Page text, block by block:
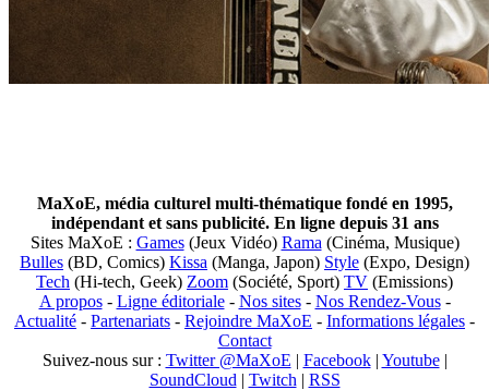
MaXoE, média culturel multi-thématique fondé en 1995,
indépendant et sans publicité. En ligne depuis 31 ans
Sites MaXoE : Games(Jeux Vidéo) Rama (Cinéma, Musique)
Bulles (BD, Comics) Kissa (Manga, Japon) Style (Expo, Design)
Tech (Hi-tech, Geek) Zoom (Société, Sport) TV (Emissions)
A propos- Ligne éditoriale- Nos sites- Nos Rendez-Vous-
Actualité - Partenariats - Rejoindre MaXoE - Informations légales -
Contact
Suivez-nous sur : Twitter @MaXoE | Facebook| Youtube|
SoundCloud | Twitch | RSS